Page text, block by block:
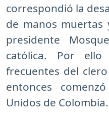
correspondió la
de manos muertas
presidente
católica. Por
frecuentes del
entonces
Unidos de Colombia.